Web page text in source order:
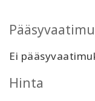
Ei
Hinta